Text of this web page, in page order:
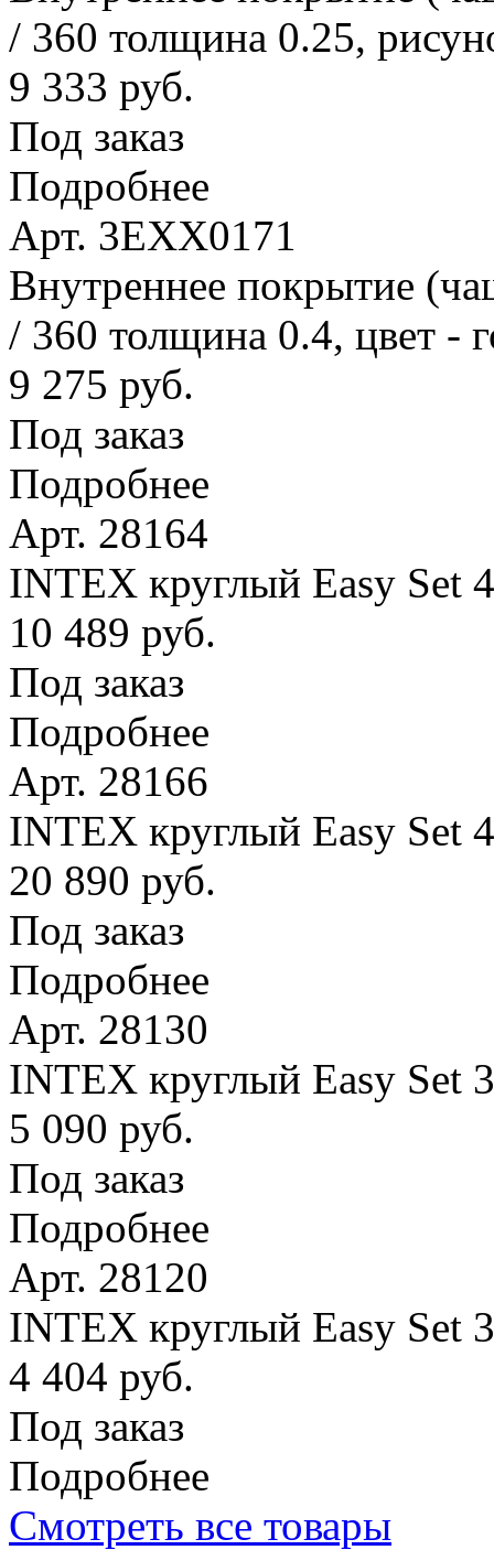
/ 360 толщина 0.25,
9 333 руб.
Под заказ
Подробнее
Арт. 3EXX0171
Внутреннее покрытие
/ 360 толщина 0.4, цвет -
9 275 руб.
Под заказ
Подробнее
Арт. 28164
INTEX круглый Easy Set
10 489 руб.
Под заказ
Подробнее
Арт. 28166
INTEX круглый Easy Set
20 890 руб.
Под заказ
Подробнее
Арт. 28130
INTEX круглый Easy Set
5 090 руб.
Под заказ
Подробнее
Арт. 28120
INTEX круглый Easy Set
4 404 руб.
Под заказ
Подробнее
Смотреть все товары